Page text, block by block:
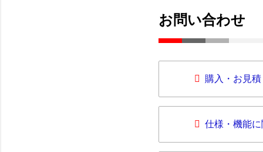
お問い合わせ
購入・お見
仕様・機能